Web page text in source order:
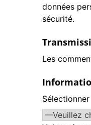
données
sécurité.
Les